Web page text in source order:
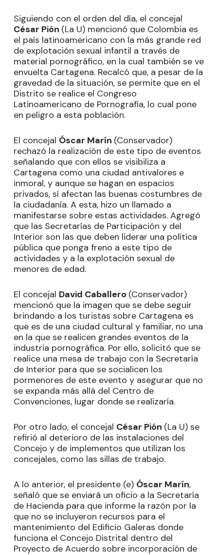
Siguiendo con el orden del día, el concejal
César Pión (La U) mencionó que Colombia es
el país latinoamericano con la más grande red
de explotación sexual infantil a través de
material pornográfico, en la cual también se ve
envuelta Cartagena. Recalcó que, a pesar de la
gravedad de la situación, se permite que en el
Distrito se realice el Congreso
Latinoamericano de Pornografía, lo cual pone
en peligro a esta población.
El concejal Óscar Marín (Conservador)
rechazó la realización de este tipo de eventos
señalando que con ellos se visibiliza a
Cartagena como una ciudad antivalores e
inmoral, y aunque se hagan en espacios
privados, sí afectan las buenas costumbres de
la ciudadanía. A esta, hizo un llamado a
manifestarse sobre estas actividades. Agregó
que las Secretarías de Participación y del
Interior son las que deben liderar una política
pública que ponga freno a este tipo de
actividades y a la explotación sexual de
menores de edad.
El concejal David Caballero (Conservador)
mencionó que la imagen que se debe seguir
brindando a los turistas sobre Cartagena es
que es de una ciudad cultural y familiar, no una
en la que se realicen grandes eventos de la
industria pornográfica. Por ello, solicitó que se
realice una mesa de trabajo con la Secretaría
de Interior para que se socialicen los
pormenores de este evento y asegurar que no
se expanda más allá del Centro de
Convenciones, lugar donde se realizaría.
Por otro lado, el concejal César Pión (La U) se
refirió al deterioro de las instalaciones del
Concejo y de implementos que utilizan los
concejales, como las sillas de trabajo.
A lo anterior, el presidente (e) Óscar Marín,
señaló que se enviará un oficio a la Secretaría
de Hacienda para que informe la razón por la
que no se incluyeron recursos para el
mantenimiento del Edificio Galeras donde
funciona el Concejo Distrital dentro del
Proyecto de Acuerdo sobre incorporación de